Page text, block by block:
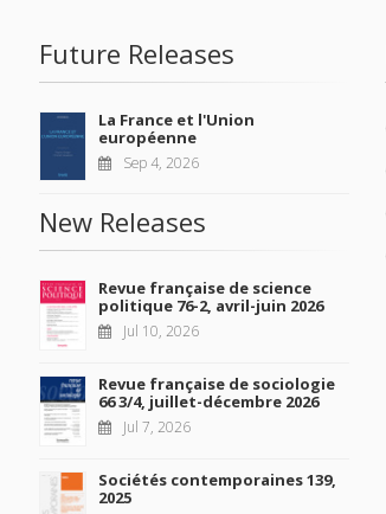
Future Releases
La France et l'Union
européenne
Sep 4, 2026
New Releases
Revue française de science
politique 76-2, avril-juin 2026
Jul 10, 2026
Revue française de sociologie
66 3/4, juillet-décembre 2026
Jul 7, 2026
Sociétés contemporaines 139,
2025